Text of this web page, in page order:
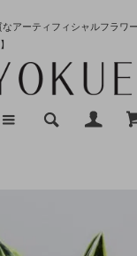
アーティフィシャルフラワ